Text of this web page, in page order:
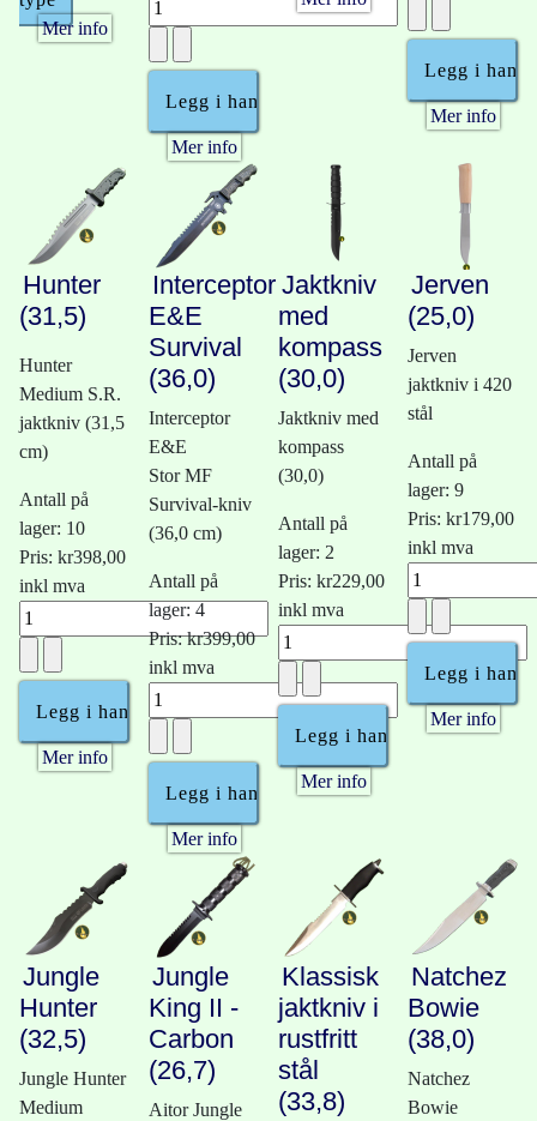
Mer info
Mer info
Mer info
Hunter
(31,5)
Hunter
Medium S.R.
jaktkniv (31,5
cm)
Antall på
lager: 10
Pris: kr398,00
inkl mva
Mer info
Interceptor
E&E
Survival
(36,0)
Interceptor
E&E
Stor MF
Survival-kniv
(36,0 cm)
Antall på
lager: 4
Pris:kr399,00
inkl mva
Mer info
Jaktkniv
med
kompass
(30,0)
Jaktkniv med
kompass
(30,0)
Antall på
lager: 2
Pris: kr229,00
inkl mva
Mer info
Jerven
(25,0)
Jerven
jaktkniv i 420
stål
Antall på
lager: 9
Pris: kr179,00
inkl mva
Mer info
Jungle
Hunter
(32,5)
Jungle Hunter
Medium
Jungle
King II -
Carbon
(26,7)
Aitor Jungle
Klassisk
jaktkniv i
rustfritt
stål
(33,8)
Natchez
Bowie
(38,0)
Natchez
Bowie